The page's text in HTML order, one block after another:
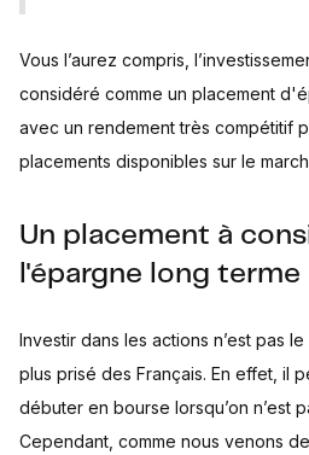
Vous l’aurez compris,
considéré comme un placement
avec un rendement très compétitif
placements disponibles sur le
Un placement à
l'épargne long terme
Investir dans les actions n’est pas
plus prisé des Français. En effet, il
débuter en bourse lorsqu’on n’est
Cependant, comme nous venons